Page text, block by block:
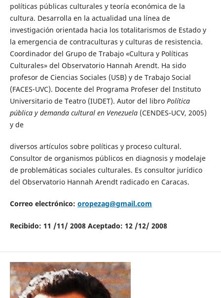
políticas públicas culturales y teoría económica de la
cultura. Desarrolla en la actualidad una línea de
investigación orientada hacia los totalitarismos de Estado y
la emergencia de contraculturas y culturas de resistencia.
Coordinador del Grupo de Trabajo «Cultura y Políticas
Culturales» del Observatorio Hannah Arendt. Ha sido
profesor de Ciencias Sociales (USB) y de Trabajo Social
(FACES-UVC). Docente del Programa Profeser del Instituto
Universitario de Teatro (IUDET). Autor del libro Política
pública y demanda cultural en Venezuela (CENDES-UCV, 2005)
y de
diversos artículos sobre políticas y proceso cultural.
Consultor de organismos públicos en diagnosis y modelaje
de problemáticas sociales culturales. Es consultor jurídico
del Observatorio Hannah Arendt radicado en Caracas.
Correo electrónico: oropezag@gmail.com
Recibido: 11 /11/ 2008 Aceptado: 12 /12/ 2008